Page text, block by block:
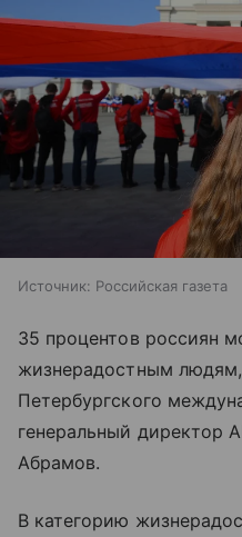
Источник: Российская газета
35 процентов россиян
жизнерадостным людям,
Петербургского
генеральный директор
Абрамов.
В категорию